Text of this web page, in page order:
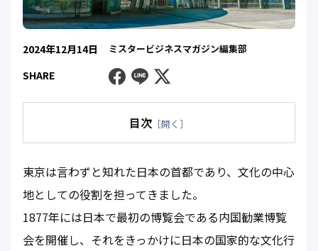
2024年12月14日 ミスタービジネスマガジン編集部
SHARE Facebook
Line Twitter
目次 ［開く］
東京は言わずと知れた日本の首都であり、文化の中心
地としての役割を担ってきました。
1877年には日本で最初の博覧会である内国勧業博覧
会を開催し、それをきっかけに日本の国家的な文化行